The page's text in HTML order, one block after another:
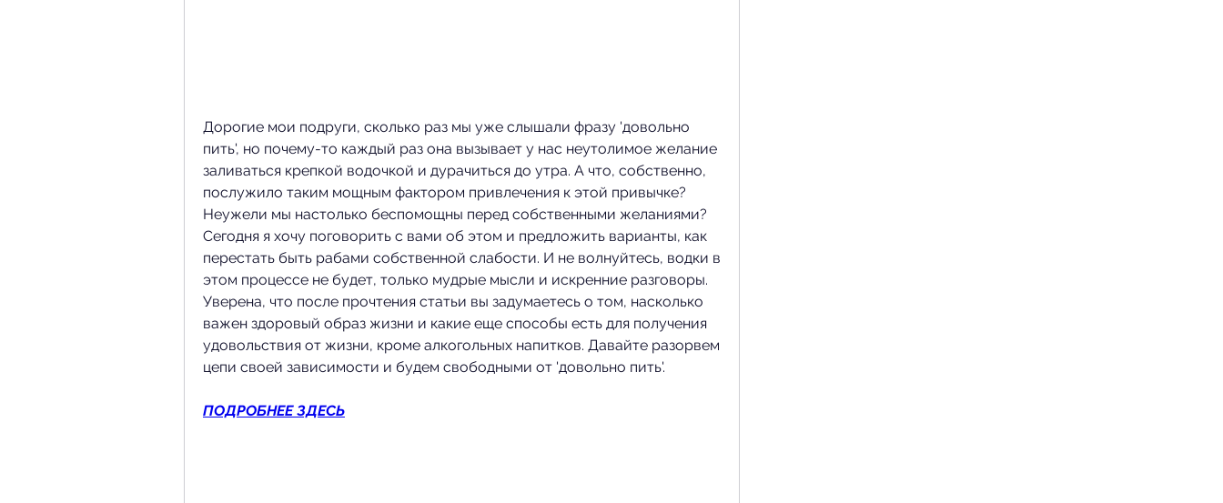
Дорогие мои подруги, сколько раз мы уже слышали фразу 'довольно
пить', но почему-то каждый раз она вызывает у нас неутолимое желание
заливаться крепкой водочкой и дурачиться до утра. А что, собственно,
послужило таким мощным фактором привлечения к этой привычке?
Неужели мы настолько беспомощны перед собственными желаниями?
Сегодня я хочу поговорить с вами об этом и предложить варианты, как
перестать быть рабами собственной слабости. И не волнуйтесь, водки в
этом процессе не будет, только мудрые мысли и искренние разговоры.
Уверена, что после прочтения статьи вы задумаетесь о том, насколько
важен здоровый образ жизни и какие еще способы есть для получения
удовольствия от жизни, кроме алкогольных напитков. Давайте разорвем
цепи своей зависимости и будем свободными от 'довольно пить'.
ПОДРОБНЕЕ ЗДЕСЬ